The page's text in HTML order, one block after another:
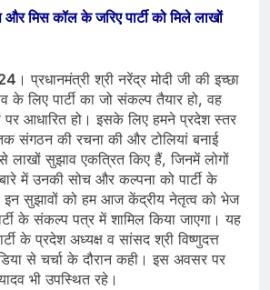
और मिस कॉल के जरिए पार्टी को मिले लाखों
। प्रधानमंत्री श्री नरेंद्र मोदी जी की इच्छा
के लिए पार्टी का जो संकल्प तैयार हो, वह
आधारित हो। इसके लिए हमने प्रदेश स्तर
संगठन की रचना की और टोलियां बनाई
से लाखों सुझाव एकत्रित किए हैं, जिनमें लोगों
में उनकी सोच और कल्पना को पार्टी के
इन सुझावों को हम आज केंद्रीय नेतृत्व को भेज
के संकल्प पत्र में शामिल किया जाएगा। यह
के प्रदेश अध्यक्ष व सांसद श्री विष्णुदत्त
से चर्चा के दौरान कही। इस अवसर पर
भी उपस्थित रहे।